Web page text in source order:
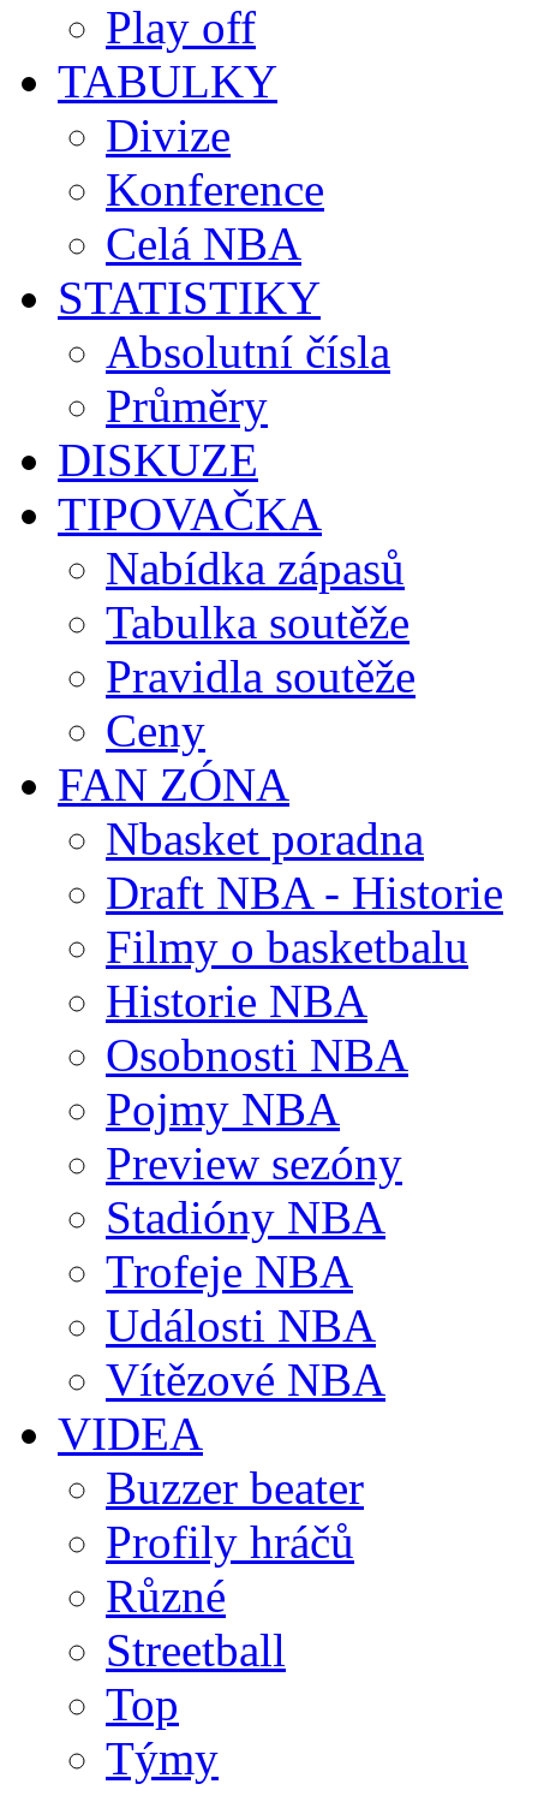
Play off
TABULKY
Divize
Konference
Celá NBA
STATISTIKY
Absolutní čísla
Průměry
DISKUZE
TIPOVAČKA
Nabídka zápasů
Tabulka soutěže
Pravidla soutěže
Ceny
FAN ZÓNA
Nbasket poradna
Draft NBA - Historie
Filmy o basketbalu
Historie NBA
Osobnosti NBA
Pojmy NBA
Preview sezóny
Stadióny NBA
Trofeje NBA
Události NBA
Vítězové NBA
VIDEA
Buzzer beater
Profily hráčů
Různé
Streetball
Top
Týmy